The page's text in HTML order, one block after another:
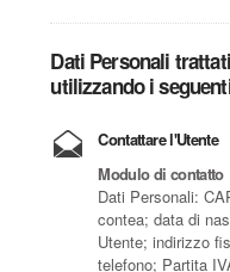
Dati Personali
utilizzando i
Contattare l'Utente
Modulo di contatto
Dati Personali:
contea; data di
Utente; indirizzo
telefono; Partita